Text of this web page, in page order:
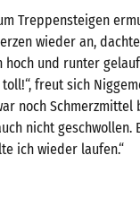
Treppensteigen
wieder an,
und runter
freut sich
noch Schmerzmittel
nicht geschwollen.
ich wieder laufen.“